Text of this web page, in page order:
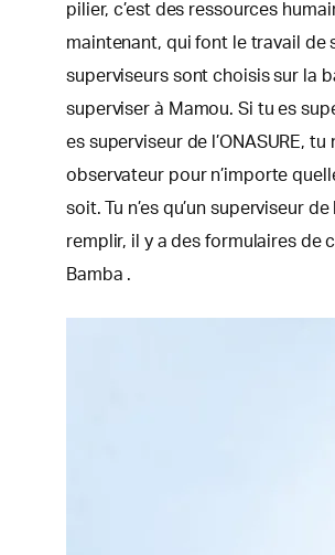
pilier, c’est des ressources
maintenant, qui font le travail de
superviseurs sont choisis sur la
superviser à Mamou. Si tu es
es superviseur de l’ONASURE,
observateur pour n’importe
soit. Tu n’es qu’un superviseur
remplir, il y a des formulaires de
Bamba .